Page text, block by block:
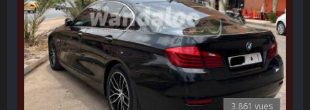
3.861 vues